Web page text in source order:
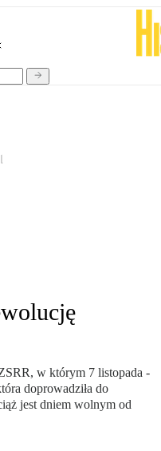
w którym 7 listopada -
doprowadziła do
jest dniem wolnym od